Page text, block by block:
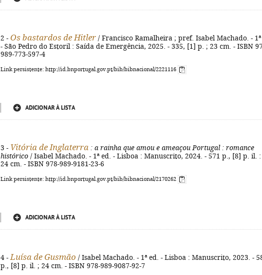
2 - Os bastardos de Hitler / Francisco Ramalheira ; pref. Isabel Machado. -
- São Pedro do Estoril : Saída de Emergência, 2025. - 335, [1] p. ; 23 cm. - ISBN
989-773-597-4
Link persistente: http://id.bnportugal.gov.pt/bib/bibnacional/2221116
ADICIONAR À LISTA
3 - Vitória de Inglaterra : a rainha que amou e ameaçou Portugal : romance
histórico / Isabel Machado. - 1ª ed. - Lisboa : Manuscrito, 2024. - 571 p., [8] p. il.
24 cm. - ISBN 978-989-9181-23-6
Link persistente: http://id.bnportugal.gov.pt/bib/bibnacional/2170262
ADICIONAR À LISTA
4 - Luísa de Gusmão / Isabel Machado. - 1ª ed. - Lisboa : Manuscrito, 2023. -
p., [8] p. il. ; 24 cm. - ISBN 978-989-9087-92-7